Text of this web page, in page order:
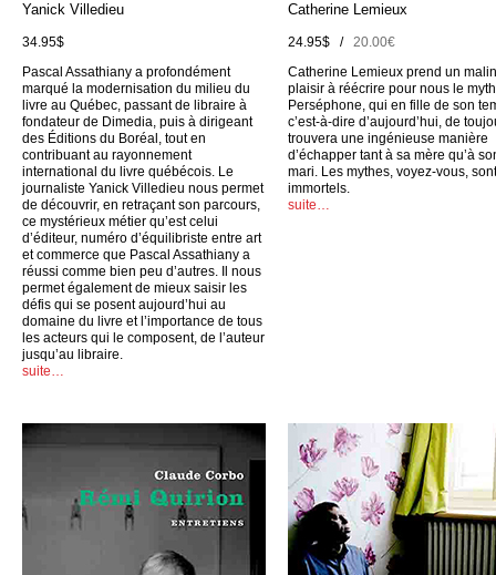
Yanick Villedieu
34.95$
Pascal Assathiany a profondément
marqué la modernisation du milieu du
livre au Québec, passant de libraire à
fondateur de Dimedia, puis à dirigeant
des Éditions du Boréal, tout en
contribuant au rayonnement
international du livre québécois. Le
journaliste Yanick Villedieu nous permet
de découvrir, en retraçant son parcours,
ce mystérieux métier qu’est celui
d’éditeur, numéro d’équilibriste entre art
et commerce que Pascal Assathiany a
réussi comme bien peu d’autres. Il nous
permet également de mieux saisir les
défis qui se posent aujourd’hui au
domaine du livre et l’importance de tous
les acteurs qui le composent, de l’auteur
jusqu’au libraire.
suite…
Catherine Lemieux
24.95$ /20.00€
Catherine Lemieux prend un malin
plaisir à réécrire pour nous le
Perséphone, qui en fille de son
c’est-à-dire d’aujourd’hui, de
trouvera une ingénieuse manière
d’échapper tant à sa mère qu’à
mari. Les mythes, voyez-vous, sont
immortels.
suite…